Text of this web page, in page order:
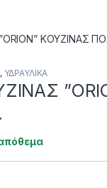
ΚΟΥΖΙΝΑΣ
, ΥΔΡΑΥΛΙΚΑ